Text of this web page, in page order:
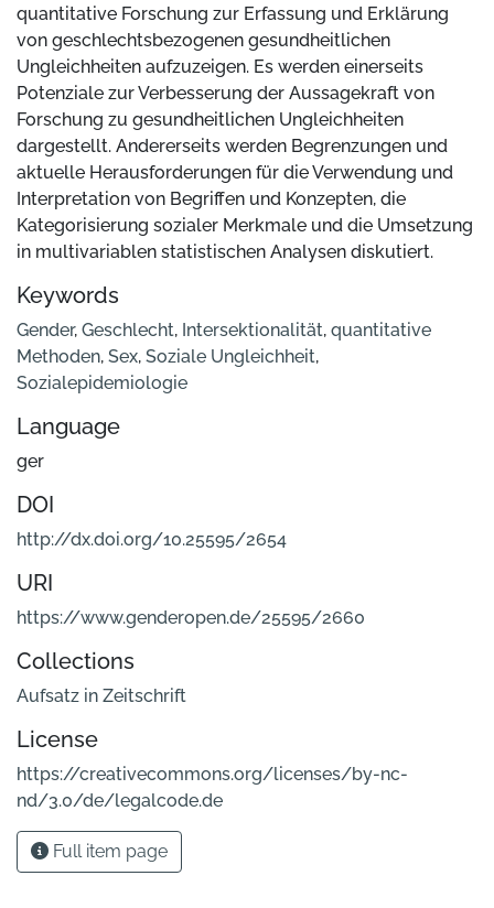
quantitative Forschung zur Erfassung und Erklärung
von geschlechtsbezogenen gesundheitlichen
Ungleichheiten aufzuzeigen. Es werden einerseits
Potenziale zur Verbesserung der Aussagekraft von
Forschung zu gesundheitlichen Ungleichheiten
dargestellt. Andererseits werden Begrenzungen und
aktuelle Herausforderungen für die Verwendung und
Interpretation von Begriffen und Konzepten, die
Kategorisierung sozialer Merkmale und die Umsetzung
in multivariablen statistischen Analysen diskutiert.
Keywords
Gender, Geschlecht, Intersektionalität, quantitative
Methoden, Sex, Soziale Ungleichheit,
Sozialepidemiologie
Language
ger
DOI
http://dx.doi.org/10.25595/2654
URI
https://www.genderopen.de/25595/2660
Collections
Aufsatz in Zeitschrift
License
https://creativecommons.org/licenses/by-nc-
nd/3.0/de/legalcode.de
Full item page